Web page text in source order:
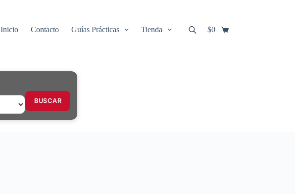
Inicio Contacto Guías Prácticas Tienda
Carro
$0
BUSCAR